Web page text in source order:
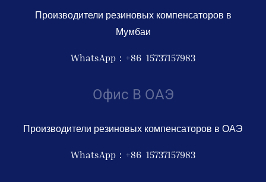
Производители резиновых компенсаторов в
Мумбаи
WhatsApp：+86 15737157983
Офис В ОАЭ
Производители резиновых компенсаторов в ОАЭ
WhatsApp：+86 15737157983